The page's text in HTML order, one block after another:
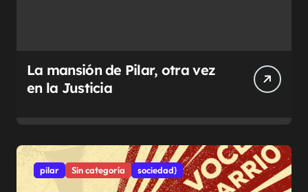
La mansión de Pilar, otra vez
en la Justicia
pilar Sin categoría sociedad}